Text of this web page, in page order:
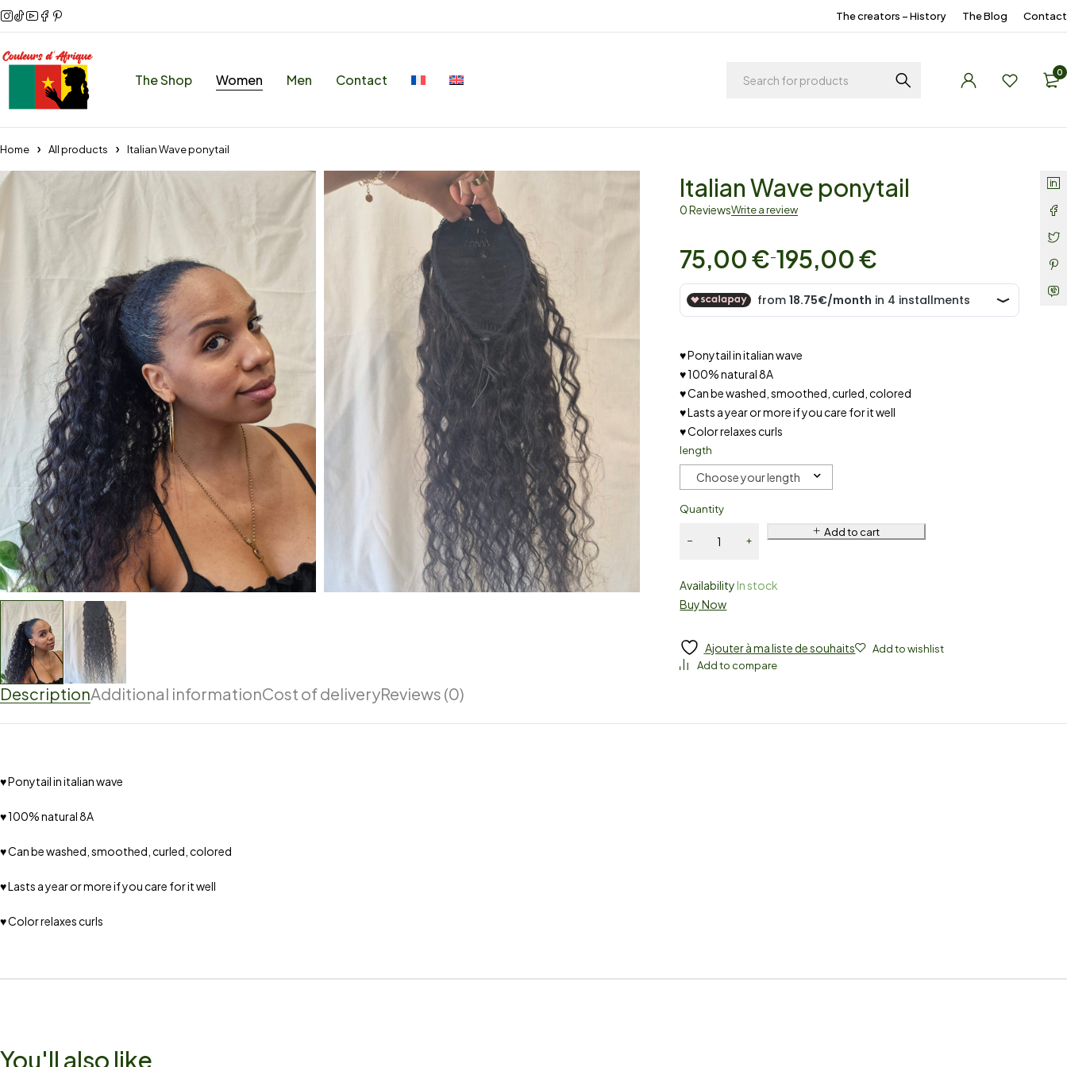
The creators – History The Blog Contact
The Shop Women Men Contact 0
Home All products Italian Wave ponytail
Italian Wave ponytail
0 ReviewsWrite a review
75,00€–195,00€
♥ Ponytail in italian wave
♥ 100% natural 8A
♥ Can be washed, smoothed, curled, colored
♥ Lasts a year or more if you care for it well
♥ Color relaxes curls
length
Choose your length
Quantity
Add to cart
AvailabilityIn stock
Buy Now
Ajouter à ma liste de souhaits
DescriptionAdditional informationCost of deliveryReviews (0)
♥ Ponytail in italian wave
♥ 100% natural 8A
♥ Can be washed, smoothed, curled, colored
♥ Lasts a year or more if you care for it well
♥ Color relaxes curls
You'll also like